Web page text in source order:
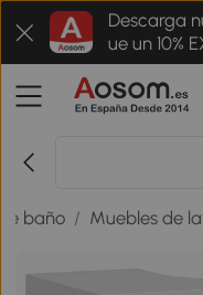
Descarga
ue un 10%
r pedido
baño / Muebles de